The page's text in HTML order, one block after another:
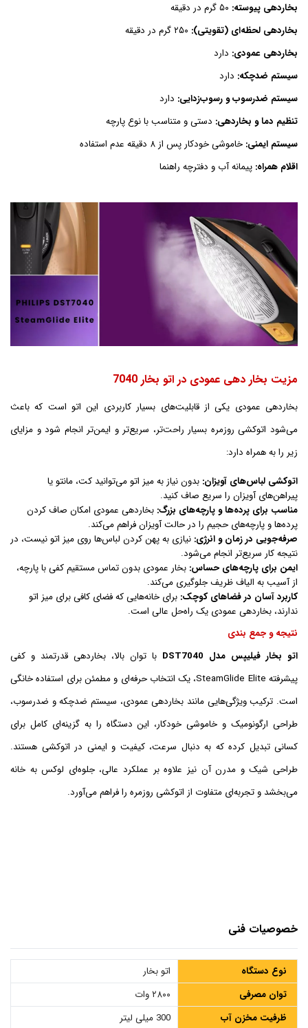
بخاردهی پیوسته:
بخاردهی لحظه‌ای (تقویتی):
بخاردهی عمودی: دارد
سیستم ضدچکه: دارد
سیستم ضدرسوب و رسوب‌زدایی: دارد
تنظیم دما و بخاردهی: دستی و متناسب با نوع پارچه
سیستم ایمنی: خاموشی خودکار پس از ۸ دقیقه عدم استفاده
اقلام همراه: پیمانه آب و دفترچه راهنما
مزیت بخار دهی عمودی در اتو بخار 7040
بخاردهی عمودی یکی از قابلیت‌های بسیار کاربردی این اتو است که باعث
می‌شود اتوکشی روزمره بسیار راحت‌تر، سریع‌تر و ایمن‌تر انجام شود و مزایای
زیر را به همراه دارد:
اتوکشی لباس‌های آویزان: بدون نیاز به میز اتو می‌توانید کت، مانتو یا
پیراهن‌های آویزان را سریع صاف کنید.
مناسب برای پرده‌ها و پارچه‌های بزرگ: بخاردهی عمودی امکان صاف کردن
پرده‌ها و پارچه‌های حجیم را در حالت آویزان فراهم می‌کند.
صرفه‌جویی در زمان و انرژی: نیازی به پهن کردن لباس‌ها روی میز اتو نیست، در
نتیجه کار سریع‌تر انجام می‌شود.
ایمن برای پارچه‌های حساس: بخار عمودی بدون تماس مستقیم کفی با پارچه،
از آسیب به الیاف ظریف جلوگیری می‌کند.
کاربرد آسان در فضاهای کوچک: برای خانه‌هایی که فضای کافی برای میز اتو
ندارند، بخاردهی عمودی یک راه‌حل عالی است.
نتیجه و جمع بندی
اتو بخار فیلیپس مدل DST7040
با توان بالا، بخاردهی قدرتمند و کفی
پیشرفته SteamGlide Elite، یک انتخاب حرفه‌ای و مطمئن برای استفاده خانگی
است. ترکیب ویژگی‌هایی مانند بخاردهی عمودی، سیستم ضدچکه و ضدرسوب،
طراحی ارگونومیک و خاموشی خودکار، این دستگاه را به گزینه‌ای کامل برای
کسانی تبدیل کرده که به دنبال سرعت، کیفیت و ایمنی در اتوکشی هستند.
طراحی شیک و مدرن آن نیز علاوه بر عملکرد عالی، جلوه‌ای لوکس به خانه
می‌بخشد و تجربه‌ای متفاوت از اتوکشی روزمره را فراهم می‌آورد.
خصوصیات فنی
نوع دستگاه
اتو بخار
توان مصرفی
۲۸۰۰ وات
ظرفیت مخزن آب
300 میلی لیتر